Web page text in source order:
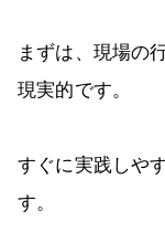
まずは、現場の
現実的です。
すぐに実践しや
す。